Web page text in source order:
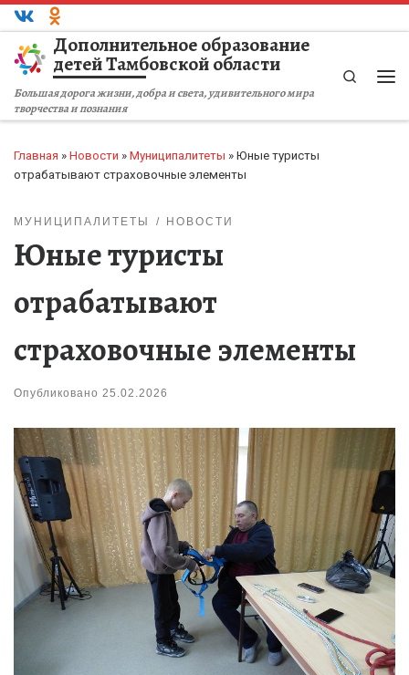
Перейти к содержимому
Дополнительное образование
детей Тамбовской области
Большая дорога жизни, добра и света, удивительного мира
творчества и познания
Search
Главная » Новости » Муниципалитеты » Юные туристы
отрабатывают страховочные элементы
МУНИЦИПАЛИТЕТЫ НОВОСТИ
Юные туристы
отрабатывают
страховочные элементы
Опубликовано 25.02.2026